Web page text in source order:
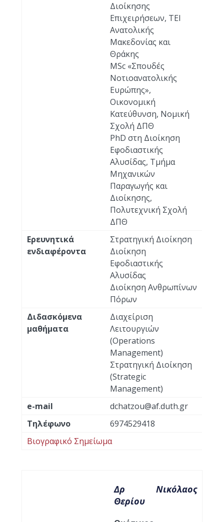
Διοίκησης
Επιχειρήσεων, ΤΕΙ
Ανατολικής
Μακεδονίας και
Θράκης
MSc «Σπουδές
Νοτιοανατολικής
Ευρώπης»,
Οικονομική
Κατεύθυνση, Νομική
Σχολή ΔΠΘ
PhD στη Διοίκηση
Εφοδιαστικής
Αλυσίδας, Τμήμα
Μηχανικών
Παραγωγής και
Διοίκησης,
Πολυτεχνική Σχολή
ΔΠΘ
Ερευνητικά
ενδιαφέροντα
Στρατηγική Διοίκηση
Διοίκηση
Εφοδιαστικής
Αλυσίδας
Διοίκηση Ανθρωπίνων
Πόρων
Διδασκόμενα
μαθήματα
Διαχείριση
Λειτουργιών
(Operations
Management)
Στρατηγική Διοίκηση
(Strategic
Management)
e-mail
dchatzou@af.duth.gr
Τηλέφωνο
6974529418
Βιογραφικό Σημείωμα
Δρ Νικόλαος
Θερίου